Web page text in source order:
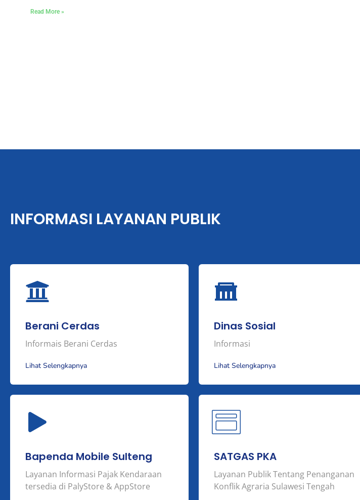
Read More »
INFORMASI LAYANAN PUBLIK
Berani Cerdas
Informais Berani Cerdas
Lihat Selengkapnya
Dinas Sosial
Informasi
Lihat Selengkapnya
Bapenda Mobile Sulteng
Layanan Informasi Pajak Kendaraan
tersedia di PalyStore & AppStore
SATGAS PKA
Layanan Publik Tentang Penanganan
Konflik Agraria Sulawesi Tengah